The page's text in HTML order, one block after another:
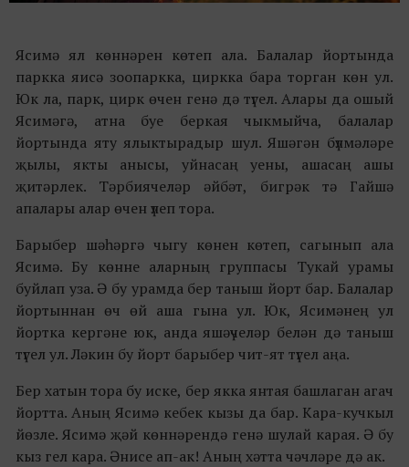
Ясимә ял көннәрен көтеп ала. Балалар йортында
паркка яисә зоопаркка, циркка бара торган көн ул.
Юк ла, парк, цирк өчен генә дә түгел. Алары да ошый
Ясимәгә, атна буе беркая чыкмыйча, балалар
йортында яту ялыктырадыр шул. Яшәгән бүлмәләре
җылы, якты анысы, уйнасаң уены, ашасаң ашы
җитәрлек. Тәрбиячеләр әйбәт, бигрәк тә Гайшә
апалары алар өчен үлеп тора.
Барыбер шәһәргә чыгу көнен көтеп, сагынып ала
Ясимә. Бу көнне аларның группасы Тукай урамы
буйлап уза. Ә бу урамда бер таныш йорт бар. Балалар
йортыннан өч өй аша гына ул. Юк, Ясимәнең ул
йортка кергәне юк, анда яшәүчеләр белән дә таныш
түгел ул. Ләкин бу йорт барыбер чит-ят түгел аңа.
Бер хатын тора бу иске, бер якка янтая башлаган агач
йортта. Аның Ясимә кебек кызы да бар. Кара-кучкыл
йөзле. Ясимә җәй көннәрендә генә шулай карая. Ә бу
кыз гел кара. Әнисе ап-ак! Аның хәтта чәчләре дә ак.